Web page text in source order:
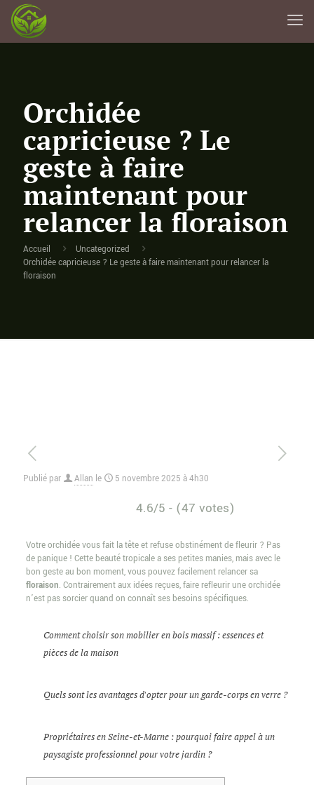
Orchidée
capricieuse ? Le
geste à faire
maintenant pour
relancer la floraison
Accueil
Uncategorized
Orchidée capricieuse ? Le geste à faire maintenant pour relancer la
floraison
Publié par Allan le 5 novembre 2025 à 4h30
4.6/5 - (47 votes)
Votre orchidée vous fait la tête et refuse obstinément de fleurir ? Pas
de panique ! Cette beauté tropicale a ses petites manies, mais avec le
bon geste au bon moment, vous pouvez facilement relancer sa
floraison. Contrairement aux idées reçues, faire refleurir une orchidée
n’est pas sorcier quand on connaît ses besoins spécifiques.
Comment choisir son mobilier en bois massif : essences et
pièces de la maison
Quels sont les avantages d'opter pour un garde-corps en verre ?
Propriétaires en Seine-et-Marne : pourquoi faire appel à un
paysagiste professionnel pour votre jardin ?